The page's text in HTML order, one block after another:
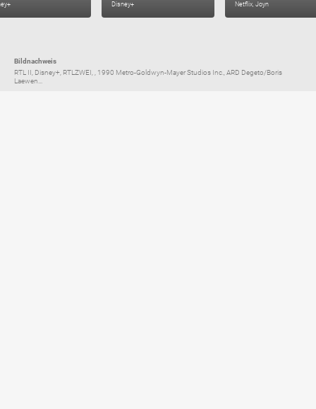
Disney+ Netflix, Joyn
Bildnachweis
RTL II, Disney+, RTLZWEI, , 1990 Metro-Goldwyn-Mayer Studios Inc., ARD Degeto/Boris
Laewen...